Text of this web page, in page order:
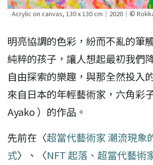
Acrylic on canvas, 130 x 130 cm｜2020｜ ©
明亮協調的色彩，紛而不亂的筆
純粹的孩子，讓人想起最初我們
自由探索的樂趣，與那全然投入
來自日本的年輕藝術家，六角彩
Ayako ）的作品。
先前在〈超當代藝術家 潮流現象
式〉、〈NFT 起落、超當代藝術